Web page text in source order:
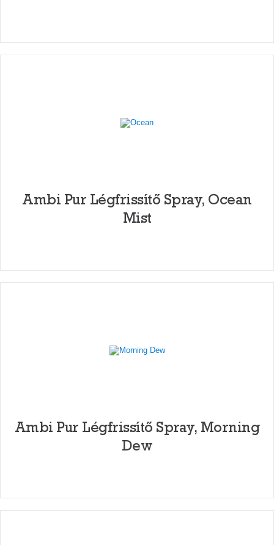
Ambi Pur Légfrissítő Spray, Ocean
Mist
Ambi Pur Légfrissítő Spray, Morning
Dew